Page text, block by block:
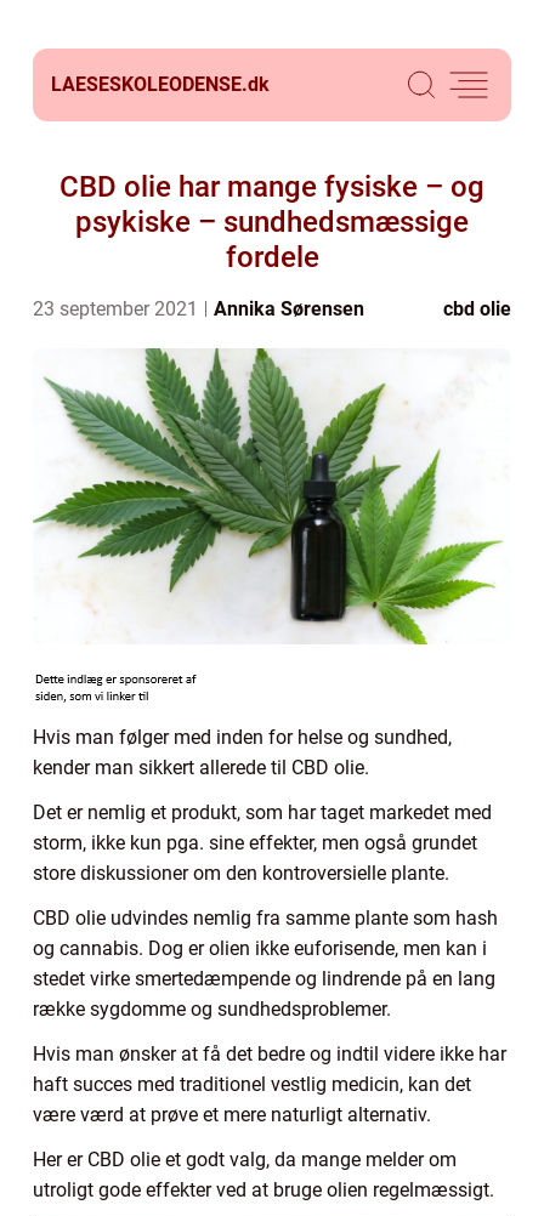
LAESESKOLEODENSE.dk
CBD olie har mange fysiske – og
psykiske – sundhedsmæssige
fordele
23 september 2021 Annika Sørensen cbd olie
Hvis man følger med inden for helse og sundhed,
kender man sikkert allerede til CBD olie.
Det er nemlig et produkt, som har taget markedet med
storm, ikke kun pga. sine effekter, men også grundet
store diskussioner om den kontroversielle plante.
CBD olie udvindes nemlig fra samme plante som hash
og cannabis. Dog er olien ikke euforisende, men kan i
stedet virke smertedæmpende og lindrende på en lang
række sygdomme og sundhedsproblemer.
Hvis man ønsker at få det bedre og indtil videre ikke har
haft succes med traditionel vestlig medicin, kan det
være værd at prøve et mere naturligt alternativ.
Her er CBD olie et godt valg, da mange melder om
utroligt gode effekter ved at bruge olien regelmæssigt.